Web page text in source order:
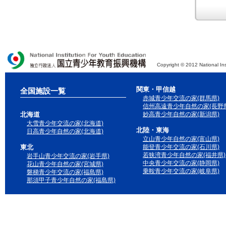
Copyright © 2012 National
全国施設一覧
北海道
大雪青少年交流の家(北海道)
日高青少年自然の家(北海道)
東北
岩手山青少年交流の家(岩手県)
花山青少年自然の家(宮城県)
磐梯青少年交流の家(福島県)
那須甲子青少年自然の家(福島県)
関東・甲信越
赤城青少年交流の家(群馬県)
信州高遠青少年自然の家(長野
妙高青少年自然の家(新潟県)
北陸・東海
立山青少年自然の家(富山県)
能登青少年交流の家(石川県)
若狭湾青少年自然の家(福井県)
中央青少年交流の家(静岡県)
乗鞍青少年交流の家(岐阜県)